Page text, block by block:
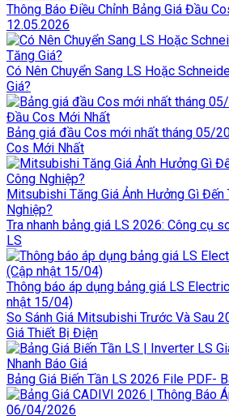
Thông Báo Điều Chỉnh Bảng Giá Đầu
12.05.2026
Có Nên Chuyển Sang LS Hoặc
Giá?
Bảng giá đầu Cos mới nhất tháng 05/
Cos Mới Nhất
Mitsubishi Tăng Giá Ảnh Hưởng Gì Đến
Nghiệp?
Tra nhanh bảng giá LS 2026: Công cụ
LS
Thông báo áp dụng bảng giá LS
nhật 15/04)
So Sánh Giá Mitsubishi Trước Và Sau
Giá Thiết Bị Điện
Bảng Giá Biến Tần LS 2026 File PDF-